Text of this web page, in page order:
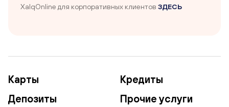
XalqOnline для корпоративных клиентов ЗДЕСЬ
Карты
Кредиты
Депозиты
Прочие услуги